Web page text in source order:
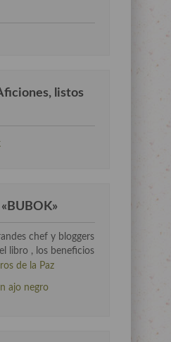
listos
chef y bloggers
el libro , los beneficios
de la Paz